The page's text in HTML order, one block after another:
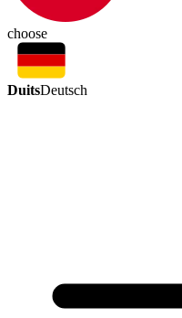
choose
DuitsDeutsch